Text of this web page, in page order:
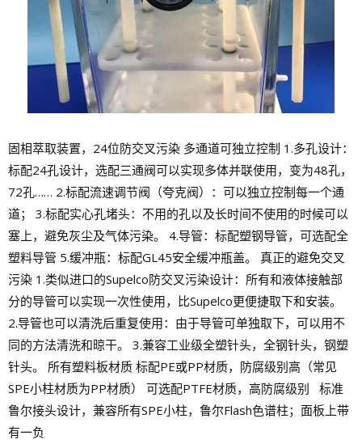
固相萃取装置，24位防交叉污染 多通道可独立控制 1.多孔设计：
标配24孔设计，选配三通阀可以实现多体并联使用，变为48孔，
72孔…… 2.标配流速调节阀（夸克阀）：可以独立控制每一个通
道； 3.标配实心孔堵头：不用的孔以及长时间不使用的时候可以
塞上，避免灰尘及气体污染。 4.导管：标配塑钢导管，可选配全
塑料导管 5.缓冲瓶：标配GL45安全缓冲瓶盖。 真正的避免交叉
污染 1.类似进口的Supelco防交叉污染设计：所有和液体接触部
分的导管可以实现一次性使用，比Supelco更便捷取下和安装。
2.导管也可以清洗后重复使用：由于导管可单独取下，可以用不
同的方法清洗和晾干。 3.兼容工业级全塑针头，全钢针头，钢塑
针头。 所有塑料板材质 标配PE或PP材质，防腐级别高（常见
SPE小柱材质为PP材质） 可选配PTFE材质，高防腐级别 标准
鲁尔接头设计，兼容所有SPE小柱，鲁尔Flash色谱柱；面板上带
有一负